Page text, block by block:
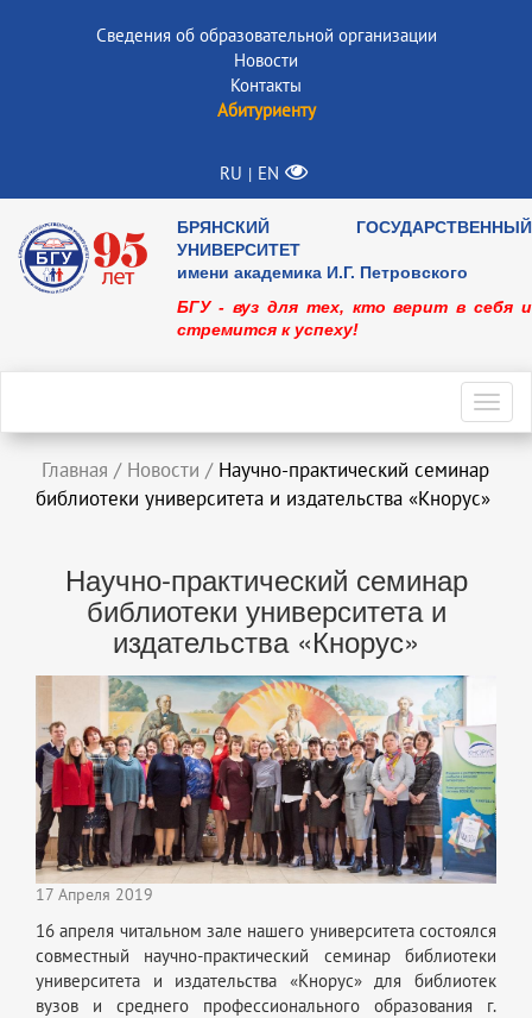
Сведения об образовательной организации
Новости
Контакты
Абитуриенту
RU | EN
БРЯНСКИЙ ГОСУДАРСТВЕННЫЙ
УНИВЕРСИТЕТ
имени академика И.Г. Петровского
БГУ - вуз для тех, кто верит в себя и
стремится к успеху!
Главная / Новости / Научно-практический семинар
библиотеки университета и издательства «Кнорус»
Научно-практический семинар
библиотеки университета и
издательства «Кнорус»
17 Апреля 2019
16 апреля читальном зале нашего университета состоялся
совместный научно-практический семинар библиотеки
университета и издательства «Кнорус» для библиотек
вузов и среднего профессионального образования г.